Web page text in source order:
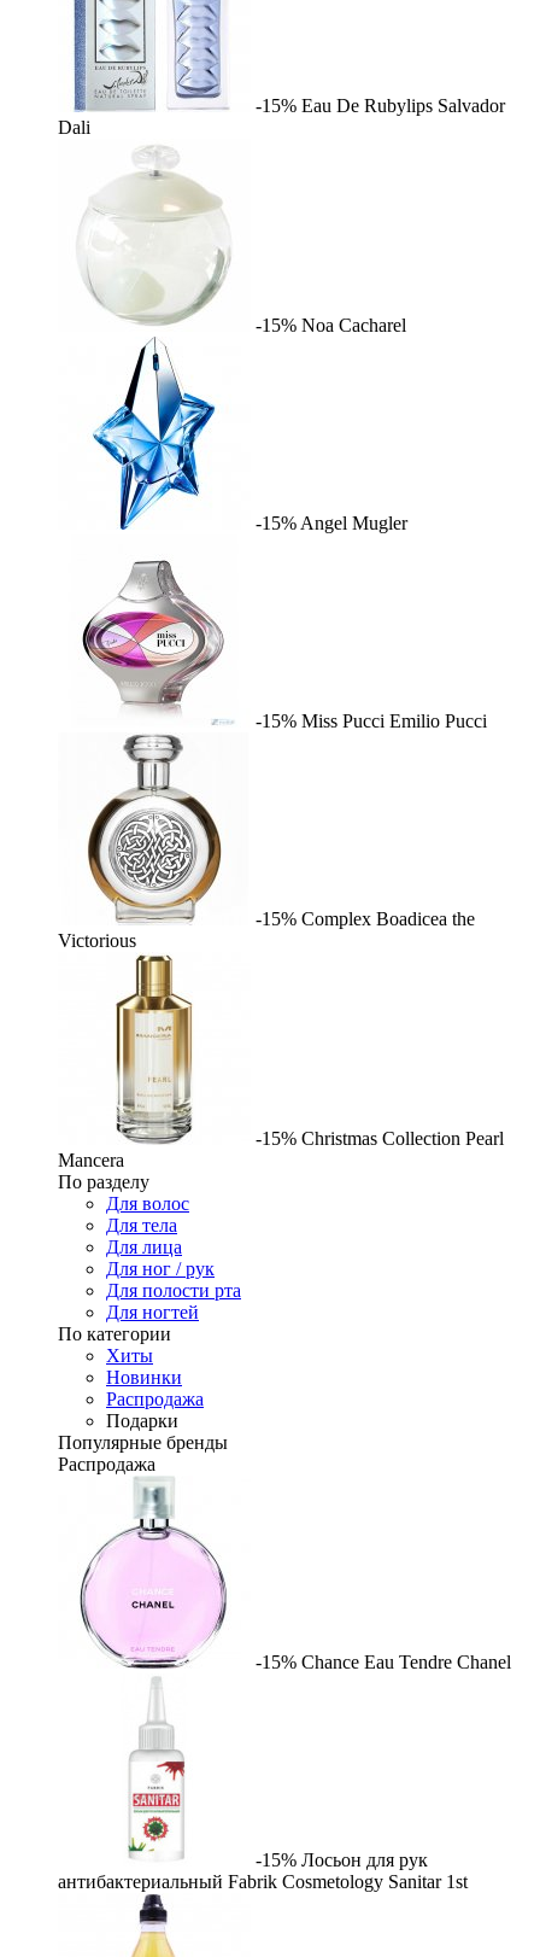
-15% Eau De Rubylips Salvador
Dali
-15% Noa Cacharel
-15% Angel Mugler
-15% Miss Pucci Emilio Pucci
-15% Complex Boadicea the
Victorious
-15% Christmas Collection Pearl
Mancera
По разделу
Для волос
Для тела
Для лица
Для ног / рук
Для полости рта
Для ногтей
По категории
Хиты
Новинки
Распродажа
Подарки
Популярные бренды
Распродажа
-15% Chance Eau Tendre Chanel
-15% Лосьон для рук
антибактериальный Fabrik Cosmetology Sanitar 1st